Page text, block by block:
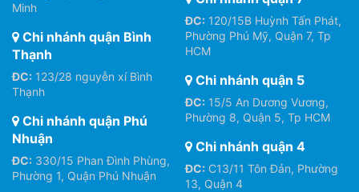
Minh
Chi nhánh quận Bình
Thạnh
ĐC: 123/28 nguyễn xí Bình
Thạnh
Chi nhánh quận Phú
Nhuận
ĐC: 330/15 Phan Đình Phùng,
Phường 1, Quận Phú Nhuận
ĐC: 120/15B Huỳnh Tấn Phát,
Phường Phú Mỹ, Quận 7, Tp
HCM
Chi nhánh quận 5
ĐC: 15/5 An Dương Vương,
Phường 8, Quận 5, Tp HCM
Chi nhánh quận 4
ĐC: C13/11 Tôn Đản, Phường
13, Quận 4